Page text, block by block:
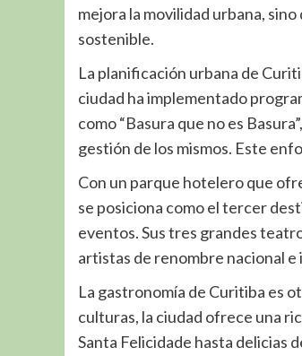
mejora la movilidad urbana,
sostenible.
La planificación urbana de
ciudad ha implementado
como “Basura que no es
gestión de los mismos. Este
Con un parque hotelero que
se posiciona como el tercer
eventos. Sus tres grandes
artistas de renombre nacional
La gastronomía de Curitiba es
culturas, la ciudad ofrece una
Santa Felicidade hasta delicias